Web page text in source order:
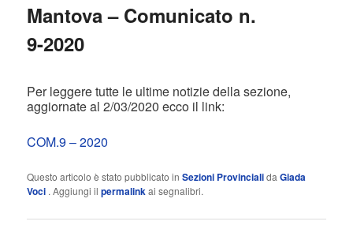
Mantova – Comunicato n.
9-2020
Per leggere tutte le ultime notizie della sezione,
aggiornate al 2/03/2020 ecco il link:
COM.9 – 2020
Questo articolo è stato pubblicato inSezioni ProvincialidaGiada
Voci . Aggiungi ilpermalinkai segnalibri.